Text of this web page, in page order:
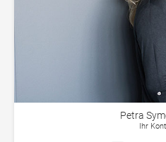
Petra
Ihr